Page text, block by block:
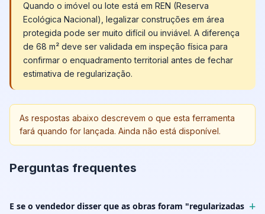
Quando o imóvel ou lote está em REN (Reserva
Ecológica Nacional), legalizar construções em área
protegida pode ser muito difícil ou inviável. A diferença
de 68 m² deve ser validada em inspeção física para
confirmar o enquadramento territorial antes de fechar
estimativa de regularização.
As respostas abaixo descrevem o que esta ferramenta
fará quando for lançada. Ainda não está disponível.
Perguntas frequentes
E se o vendedor disser que as obras foram "regularizadas +